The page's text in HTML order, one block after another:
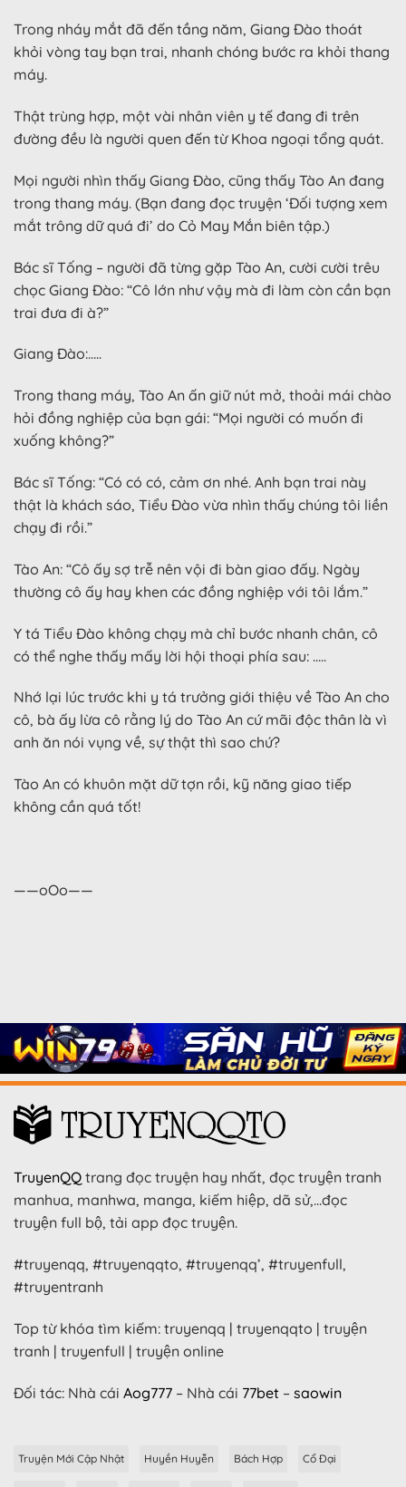
Trong nháy mắt đã đến tầng năm, Giang Đào thoát
khỏi vòng tay bạn trai, nhanh chóng bước ra khỏi thang
máy.
Thật trùng hợp, một vài nhân viên y tế đang đi trên
đường đều là người quen đến từ Khoa ngoại tổng quát.
Mọi người nhìn thấy Giang Đào, cũng thấy Tào An đang
trong thang máy. (Bạn đang đọc truyện ‘Đối tượng xem
mắt trông dữ quá đi’ do Cỏ May Mắn biên tập.)
Bác sĩ Tống – người đã từng gặp Tào An, cười cười trêu
chọc Giang Đào: “Cô lớn như vậy mà đi làm còn cần bạn
trai đưa đi à?”
Giang Đào:…..
Trong thang máy, Tào An ấn giữ nút mở, thoải mái chào
hỏi đồng nghiệp của bạn gái: “Mọi người có muốn đi
xuống không?”
Bác sĩ Tống: “Có có có, cảm ơn nhé. Anh bạn trai này
thật là khách sáo, Tiểu Đào vừa nhìn thấy chúng tôi liền
chạy đi rồi.”
Tào An: “Cô ấy sợ trễ nên vội đi bàn giao đấy. Ngày
thường cô ấy hay khen các đồng nghiệp với tôi lắm.”
Y tá Tiểu Đào không chạy mà chỉ bước nhanh chân, cô
có thể nghe thấy mấy lời hội thoại phía sau: …..
Nhớ lại lúc trước khi y tá trưởng giới thiệu về Tào An cho
cô, bà ấy lừa cô rằng lý do Tào An cứ mãi độc thân là vì
anh ăn nói vụng về, sự thật thì sao chứ?
Tào An có khuôn mặt dữ tợn rồi, kỹ năng giao tiếp
không cần quá tốt!
——oOo——
TruyenQQ trang đọc truyện hay nhất, đọc truyện tranh
manhua, manhwa, manga, kiếm hiệp, dã sử,…đọc
truyện full bộ, tải app đọc truyện.
#truyenqq, #truyenqqto, #truyenqq’, #truyenfull,
#truyentranh
Top từ khóa tìm kiếm: truyenqq | truyenqqto | truyện
tranh | truyenfull | truyện online
Đối tác: Nhà cái Aog777 – Nhà cái 77bet – saowin
Truyện Mới Cập Nhật Huyền Huyễn Bách Hợp Cổ Đại